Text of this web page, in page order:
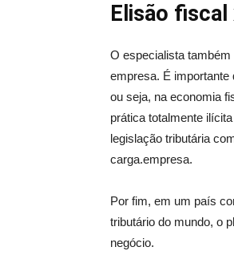
Elisão fiscal
O especialista também
empresa. É importante
ou seja, na economia
prática totalmente
legislação tributária
carga.empresa.
Por fim, em um país
tributário do mundo, o
negócio.